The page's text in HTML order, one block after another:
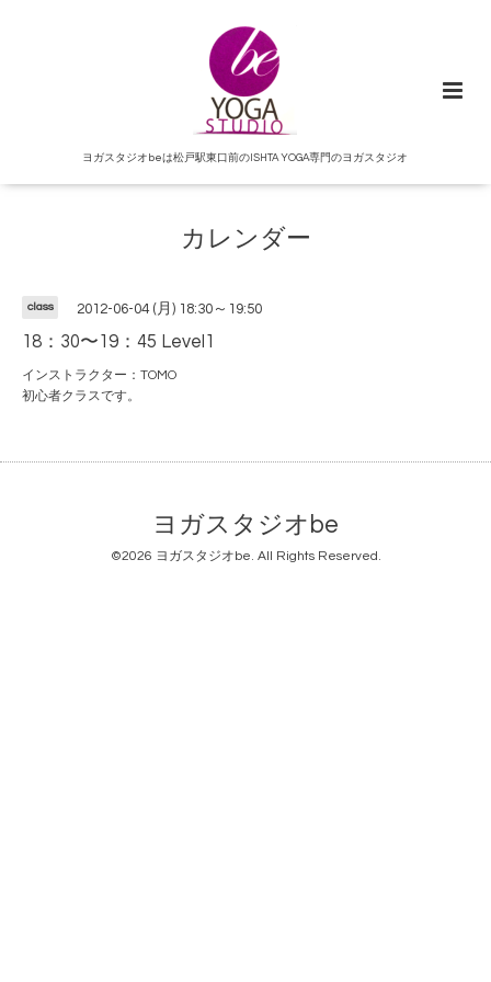
ヨガスタジオbeは松戸駅東口前のISHTA YOGA専門のヨガスタジオ
カレンダー
class 2012-06-04 (月) 18:30～19:50
18：30〜19：45 Level1
インストラクター：TOMO
初心者クラスです。
ヨガスタジオbe
©2026 ヨガスタジオbe. All Rights Reserved.